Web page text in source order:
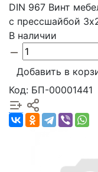
DIN 967 Винт
с прессшайбой
В наличии
Добавить в
Код: БП-00001441